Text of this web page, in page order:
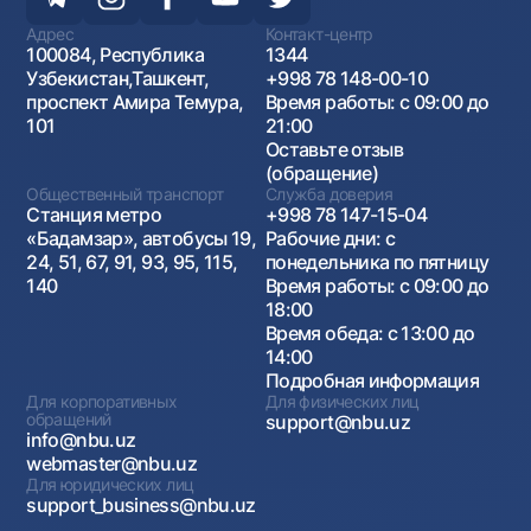
Адрес
100084, Республика
Узбекистан,Ташкент,
проспект Амира Темура,
101
Контакт-центр
1344
+998 78 148-00-10
Время работы: с 09:00 до
21:00
Оставьте отзыв
(обращение)
Общественный транспорт
Станция метро
«Бадамзар», автобусы 19,
24, 51, 67, 91, 93, 95, 115,
140
Служба доверия
+998 78 147-15-04
Рабочие дни: с
понедельника по пятницу
Время работы: с 09:00 до
18:00
Время обеда: с 13:00 до
14:00
Подробная информация
Для корпоративных
обращений
info@nbu.uz
webmaster@nbu.uz
Для физических лиц
support@nbu.uz
Для юридических лиц
support_business@nbu.uz